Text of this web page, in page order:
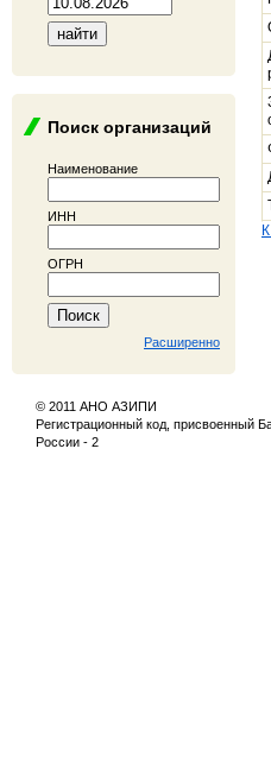
Поиск организаций
Наименование
ИНН
ОГРН
Расширенно
© 2011 АНО АЗИПИ
Регистрационный код, присвоенный
России - 2